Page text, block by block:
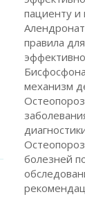
пациенту и
правила
механизм
болезней